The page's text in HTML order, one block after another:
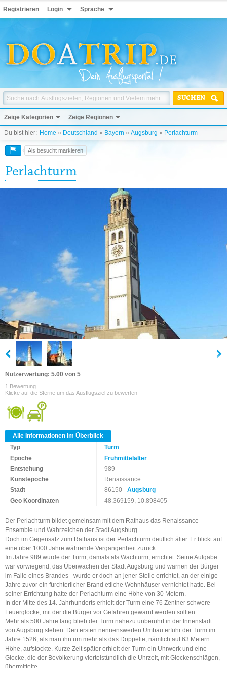
Registrieren Login Sprache
SUCHEN
Zeige Kategorien Zeige Regionen
Du bist hier: Home » Deutschland » Bayern » Augsburg » Perlachturm
Als besucht markieren
Perlachturm
Nutzerwertung: 5.00 von 5
1 Bewertung
Klicke auf die Sterne um das Ausflugsziel zu bewerten
Alle Informationen im Überblick
Typ
Turm
Epoche
Frühmittelalter
Entstehung
989
Kunstepoche
Renaissance
Stadt
86150 -Augsburg
Geo Koordinaten
48.369159, 10.898405
Der Perlachturm bildet gemeinsam mit dem Rathaus das Renaissance-
Ensemble und Wahrzeichen der Stadt Augsburg.
Doch im Gegensatz zum Rathaus ist der Perlachturm deutlich älter. Er blickt auf
eine über 1000 Jahre währende Vergangenheit zurück.
Im Jahre 989 wurde der Turm, damals als Wachturm, errichtet. Seine Aufgabe
war vorwiegend, das Überwachen der Stadt Augsburg und warnen der Bürger
im Falle eines Brandes - wurde er doch an jener Stelle errichtet, an der einige
Jahre zuvor ein fürchterlicher Brand etliche Wohnhäuser vernichtet hatte. Bei
seiner Errichtung hatte der Perlachturm eine Höhe von 30 Metern.
In der Mitte des 14. Jahrhunderts erhielt der Turm eine 76 Zentner schwere
Feuerglocke, mit der die Bürger vor Gefahren gewarnt werden sollten.
Mehr als 500 Jahre lang blieb der Turm nahezu unberührt in der Innenstadt
von Augsburg stehen. Den ersten nennenswerten Umbau erfuhr der Turm im
Jahre 1526, als man ihn um mehr als das Doppelte, nämlich auf 63 Metern
Höhe, aufstockte. Kurze Zeit später erhielt der Turm ein Uhrwerk und eine
Glocke, die der Bevölkerung viertelstündlich die Uhrzeit, mit Glockenschlägen,
übermittelte.